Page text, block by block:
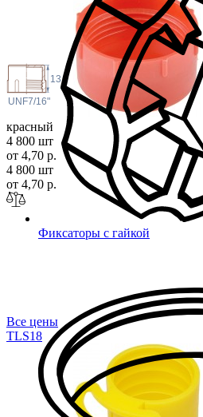
Фиксаторы с гайкой
UNF7/16"
13.7
красный
4 800 шт
от 4,70 р.
4 800 шт
от 4,70 р.
Все цены
TLS18